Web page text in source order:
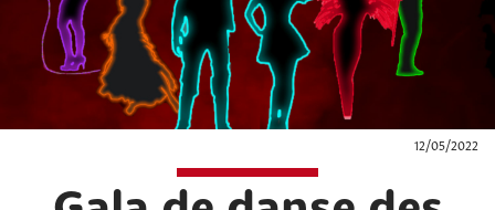
12/05/2022